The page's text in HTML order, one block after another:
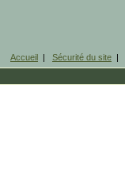
Accueil | Sécurité du site |